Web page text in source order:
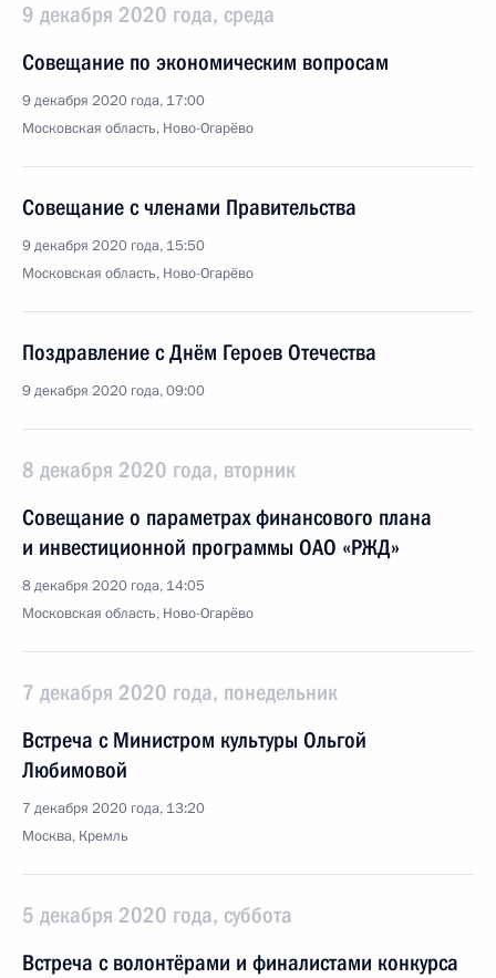
9 декабря 2020 года, среда
Совещание по экономическим вопросам
9 декабря 2020 года, 17:00
Московская область, Ново-Огарёво
Совещание с членами Правительства
9 декабря 2020 года, 15:50
Московская область, Ново-Огарёво
Поздравление с Днём Героев Отечества
9 декабря 2020 года, 09:00
8 декабря 2020 года, вторник
Совещание о параметрах финансового плана
и инвестиционной программы ОАО «РЖД»
8 декабря 2020 года, 14:05
Московская область, Ново-Огарёво
7 декабря 2020 года, понедельник
Встреча с Министром культуры Ольгой
Любимовой
7 декабря 2020 года, 13:20
Москва, Кремль
5 декабря 2020 года, суббота
Встреча с волонтёрами и финалистами конкурса